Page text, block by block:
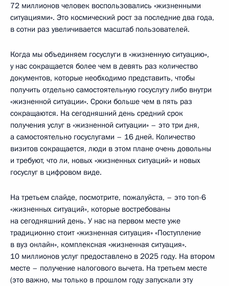
72 миллионов человек воспользовались «жизненными
ситуациями». Это космический рост за последние два года,
в сотни раз увеличивается масштаб пользователей.
Когда мы объединяем госуслуги в «жизненную ситуацию»,
у нас сокращается более чем в девять раз количество
документов, которые необходимо представить, чтобы
получить отдельно самостоятельную госуслугу либо внутри
«жизненной ситуации». Сроки больше чем в пять раз
сокращаются. На сегодняшний день средний срок
получения услуг в «жизненной ситуации» – это три дня,
а самостоятельно госуслугами – 16 дней. Количество
визитов сокращается, люди в этом плане очень довольны
и требуют, что ли, новых «жизненных ситуаций» и новых
госуслуг в цифровом виде.
На третьем слайде, посмотрите, пожалуйста, – это топ-6
«жизненных ситуаций», которые востребованы
на сегодняшний день. У нас на первом месте уже
традиционно стоит «жизненная ситуация» «Поступление
в вуз онлайн», комплексная «жизненная ситуация».
10 миллионов услуг предоставлено в 2025 году. На втором
месте – получение налогового вычета. На третьем месте
(это важно, мы только в прошлом году запускали эту